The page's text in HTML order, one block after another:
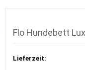
Flo Hundebett
Lieferzeit: